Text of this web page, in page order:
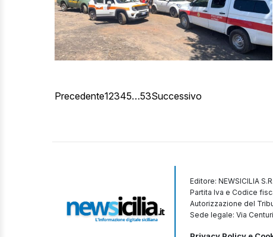
Precedente12345…53Successivo
Editore: NEWSICILIA
Partita Iva e Codice
Autorizzazione del
Sede legale: Via